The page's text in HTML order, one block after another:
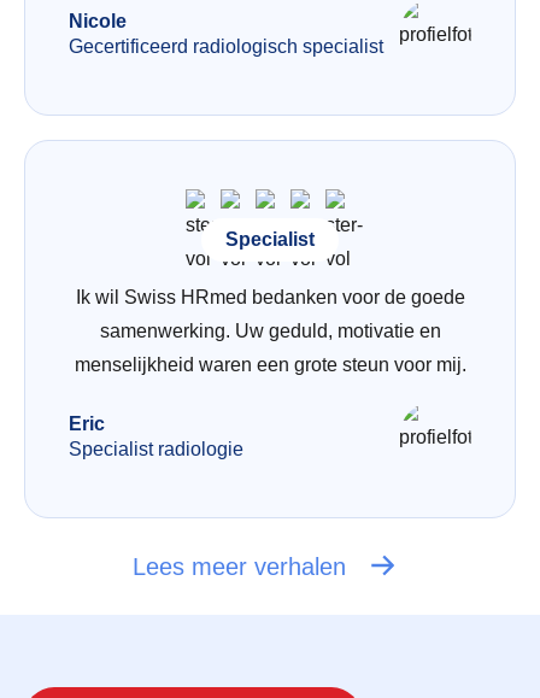
Nicole
Gecertificeerd radiologisch specialist
Specialist
Ik wil Swiss HRmed bedanken voor de goede
samenwerking. Uw geduld, motivatie en
menselijkheid waren een grote steun voor mij.
Eric
Specialist radiologie
Lees meer verhalen